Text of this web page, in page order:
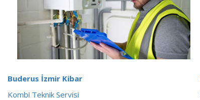
Buderus İzmir Kibar
Kombi Teknik Servisi